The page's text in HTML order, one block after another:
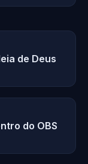
de Deus
do OBS